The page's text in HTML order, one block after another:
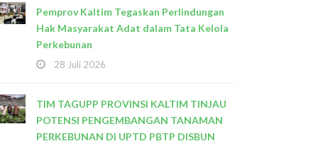
Pemprov Kaltim Tegaskan Perlindungan
Hak Masyarakat Adat dalam Tata Kelola
Perkebunan
28 Juli 2026
TIM TAGUPP PROVINSI KALTIM TINJAU
POTENSI PENGEMBANGAN TANAMAN
PERKEBUNAN DI UPTD PBTP DISBUN